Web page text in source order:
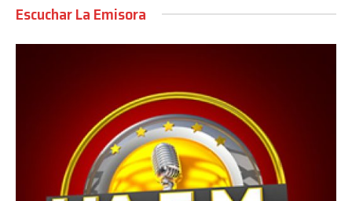
Escuchar La Emisora